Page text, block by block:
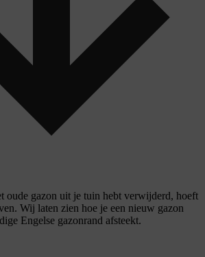
oude gazon uit je tuin hebt verwijderd, hoeft
Wij laten zien hoe je een nieuw gazon
Engelse gazonrand afsteekt.